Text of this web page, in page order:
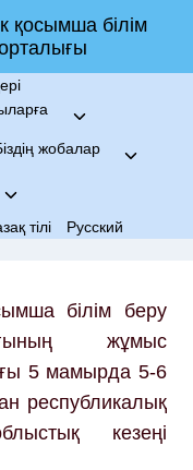
қосымша білім
Toggle
menu
жобалар
Toggle
Toggle
child
menu
тілі Русский
білім беру
жұмыс
5 мамырда 5-6
республикалық
кезеңі